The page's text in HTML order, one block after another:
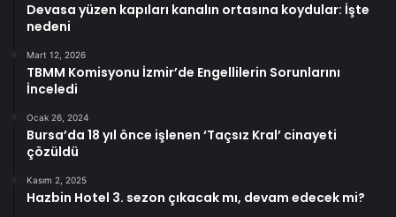
Devasa yüzen kapıları kanalın ortasına koydular: İşte
nedeni
Mart 12, 2026
TBMM Komisyonu İzmir’de Engellilerin Sorunlarını
İnceledi
Ocak 26, 2024
Bursa’da 18 yıl önce işlenen ‘Taçsız Kral’ cinayeti
çözüldü
Kasım 2, 2025
Hazbin Hotel 3. sezon çıkacak mı, devam edecek mi?